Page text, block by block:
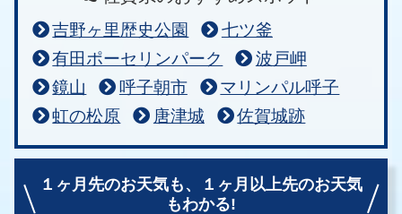
吉野ヶ里歴史公園
七ツ釜
有田ポーセリンパーク
波戸岬
鏡山
呼子朝市
マリンパル呼子
虹の松原
唐津城 佐賀城跡
１ヶ月先のお天気も、
１ヶ月以上先のお天気
もわかる!